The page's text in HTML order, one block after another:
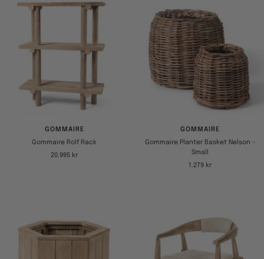
GOMMAIRE
Gommaire Rolf Rack
Tilbudspris
20.995 kr
GOMMAIRE
Gommaire Planter Basket Nelson -
Small
Tilbudspris
1.279 kr